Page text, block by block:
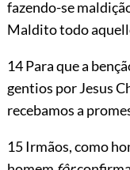
fazendo-se
Maldito todo
14 Para que a
gentios por Jesus
recebamos a
15 Irmãos, como